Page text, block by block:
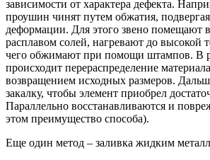
зависимости от характера дефекта.
проушин чинят путем обжатия,
деформации. Для этого звено помещают
расплавом солей, нагревают до высокой
чего обжимают при помощи штампов. В
происходит перераспределение
возвращением исходных размеров.
закалку, чтобы элемент приобрел
Параллельно восстанавливаются и
этом преимущество способа).
Еще один метод – заливка жидким